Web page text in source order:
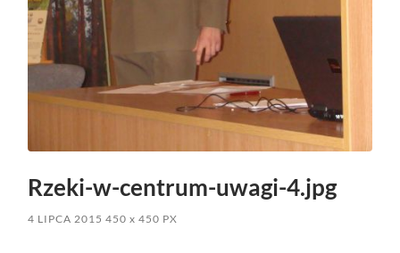
Rzeki-w-centrum-uwagi-4.jpg
4 LIPCA 2015 450x 450 PX